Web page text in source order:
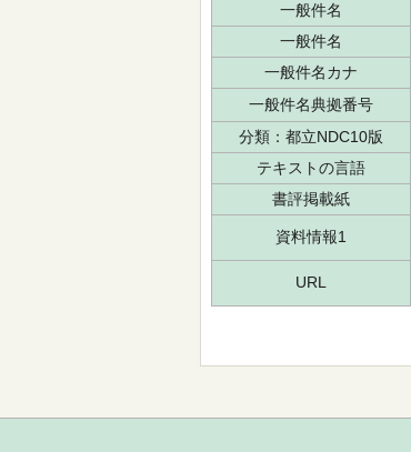
一般件名
一般件名
一般件名カナ
一般件名典拠番号
分類：都立NDC10版
テキストの言語
書評掲載紙
資料情報1
URL